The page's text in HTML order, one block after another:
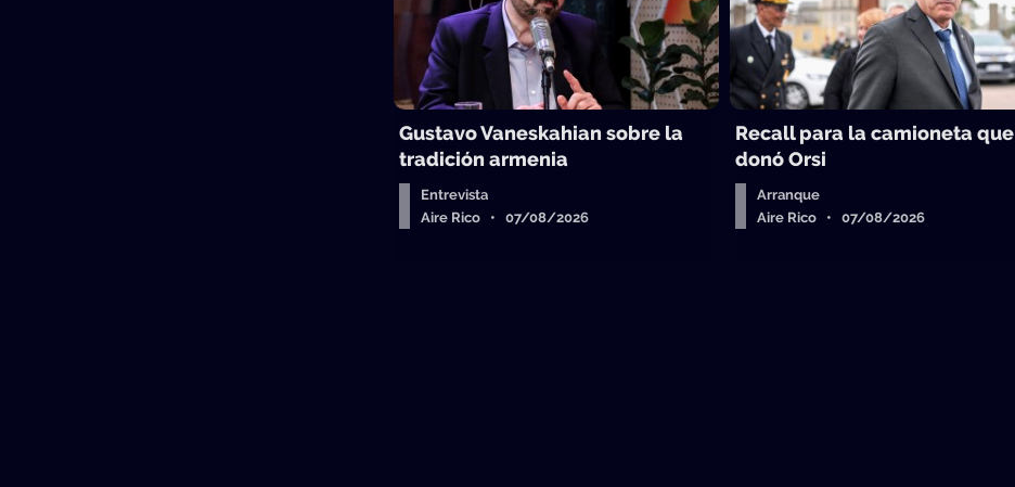
Gustavo Vaneskahian sobre la
tradición armenia
Entrevista
Aire Rico • 07/08/2026
Recall para la camioneta que
donó Orsi
Arranque
Aire Rico • 07/08/2026